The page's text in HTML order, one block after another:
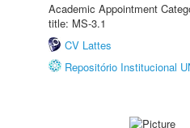
Academic Appointment
title: MS-3.1
CV Lattes
Repositório Institucional